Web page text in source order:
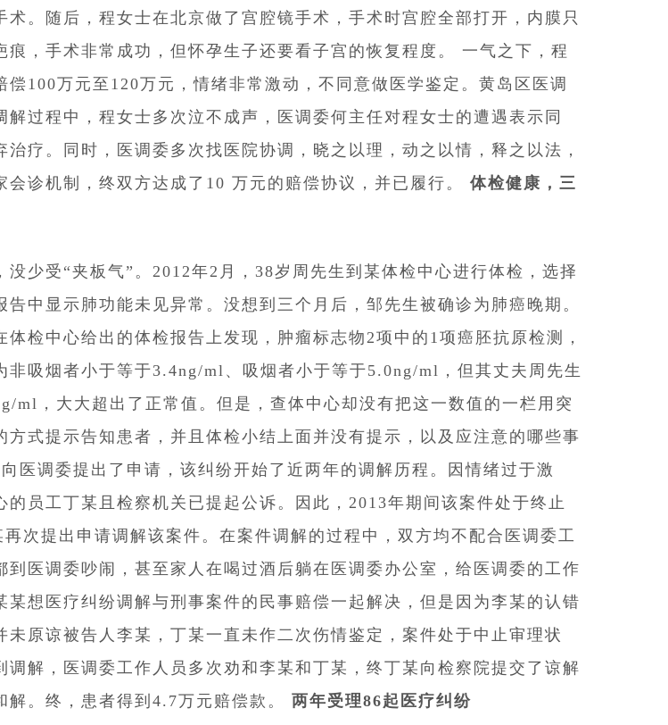
术。随后，程女士在北京做了宫腔镜手术，手术时宫腔全部打开，内膜只
痕，手术非常成功，但怀孕生子还要看子宫的恢复程度。 一气之下，程
偿100万元至120万元，情绪非常激动，不同意做医学鉴定。黄岛区医调
解过程中，程女士多次泣不成声，医调委何主任对程女士的遭遇表示同
疗。同时，医调委多次找医院协调，晓之以理，动之以情，释之以法，
会诊机制，终双方达成了10 万元的赔偿协议，并已履行。 体检健康，三
没少受“夹板气”。2012年2月，38岁周先生到某体检中心进行体检，选择
中显示肺功能未见异常。没想到三个月后，邹先生被确诊为肺癌晚期。
体检中心给出的体检报告上发现，肿瘤标志物2项中的1项癌胚抗原检测，
非吸烟者小于等于3.4ng/ml、吸烟者小于等于5.0ng/ml，但其丈夫周先生
ml，大大超出了正常值。但是，查体中心却没有把这一数值的一栏用突
方式提示告知患者，并且体检小结上面并没有提示，以及应注意的哪些事
医调委提出了申请，该纠纷开始了近两年的调解历程。因情绪过于激
的员工丁某且检察机关已提起公诉。因此，2013年期间该案件处于终止
次提出申请调解该案件。在案件调解的过程中，双方均不配合医调委工
到医调委吵闹，甚至家人在喝过酒后躺在医调委办公室，给医调委的工作
某想医疗纠纷调解与刑事案件的民事赔偿一起解决，但是因为李某的认错
未原谅被告人李某，丁某一直未作二次伤情鉴定，案件处于中止审理状
调解，医调委工作人员多次劝和李某和丁某，终丁某向检察院提交了谅解
解。终，患者得到4.7万元赔偿款。 两年受理86起医疗纠纷